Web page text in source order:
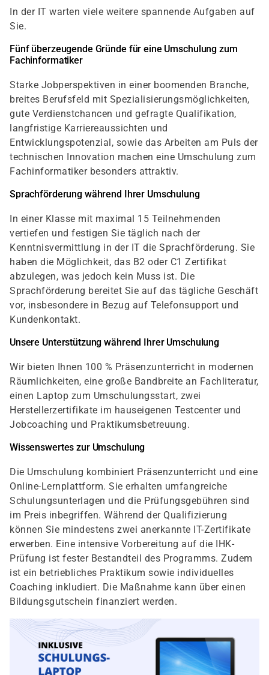
In der IT warten viele weitere spannende Aufgaben auf
Sie.
Fünf überzeugende Gründe für eine Umschulung zum
Fachinformatiker
Starke Jobperspektiven in einer boomenden Branche,
breites Berufsfeld mit Spezialisierungsmöglichkeiten,
gute Verdienstchancen und gefragte Qualifikation,
langfristige Karriereaussichten und
Entwicklungspotenzial, sowie das Arbeiten am Puls der
technischen Innovation machen eine Umschulung zum
Fachinformatiker besonders attraktiv.
Sprachförderung während Ihrer Umschulung
In einer Klasse mit maximal 15 Teilnehmenden
vertiefen und festigen Sie täglich nach der
Kenntnisvermittlung in der IT die Sprachförderung. Sie
haben die Möglichkeit, das B2 oder C1 Zertifikat
abzulegen, was jedoch kein Muss ist. Die
Sprachförderung bereitet Sie auf das tägliche Geschäft
vor, insbesondere in Bezug auf Telefonsupport und
Kundenkontakt.
Unsere Unterstützung während Ihrer Umschulung
Wir bieten Ihnen 100 % Präsenzunterricht in modernen
Räumlichkeiten, eine große Bandbreite an Fachliteratur,
einen Laptop zum Umschulungsstart, zwei
Herstellerzertifikate im hauseigenen Testcenter und
Jobcoaching und Praktikumsbetreuung.
Wissenswertes zur Umschulung
Die Umschulung kombiniert Präsenzunterricht und eine
Online-Lernplattform. Sie erhalten umfangreiche
Schulungsunterlagen und die Prüfungsgebühren sind
im Preis inbegriffen. Während der Qualifizierung
können Sie mindestens zwei anerkannte IT-Zertifikate
erwerben. Eine intensive Vorbereitung auf die IHK-
Prüfung ist fester Bestandteil des Programms. Zudem
ist ein betriebliches Praktikum sowie individuelles
Coaching inkludiert. Die Maßnahme kann über einen
Bildungsgutschein finanziert werden.